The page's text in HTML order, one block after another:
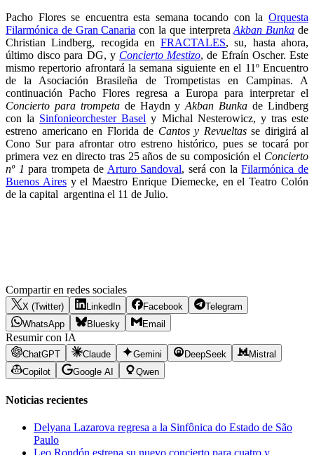
Pacho Flores se encuentra esta semana tocando con la Orquesta
Filarmónica de Gran Canaria con la que interpretaAkban Bunka de
Christian Lindberg, recogida enFRACTALES, su, hasta ahora,
último disco para DG, y Concierto Mestizo, de Efraín Oscher. Este
mismo repertorio afrontará la semana siguiente en el 11º Encuentro
de la Asociación Brasileña de Trompetistas en Campinas. A
continuación Pacho Flores regresa a Europa para interpretar el
Concierto para trompetade Haydn yAkban Bunka de Lindberg
con la Sinfonieorchester Basel y Michal Nesterowicz, y tras este
estreno americano en Florida de Cantos y Revueltasse dirigirá al
Cono Sur para afrontar otro estreno histórico, pues se tocará por
primera vez en directo tras 25 años de su composición el Concierto
nº 1 para trompeta de Arturo Sandoval, será con laFilarmónica de
Buenos Airesy el Maestro Enrique Diemecke, en el Teatro Colón
de la capital argentina el 11 de Julio.
Compartir en redes sociales
X (Twitter) LinkedIn Facebook
Telegram
WhatsApp
Bluesky Email
Resumir con IA
ChatGPT Claude Gemini DeepSeek
Mistral
Copilot
Google AI Qwen
Noticias recientes
Delyana Lazarova regresa a la Sinfônica do Estado de São
Paulo